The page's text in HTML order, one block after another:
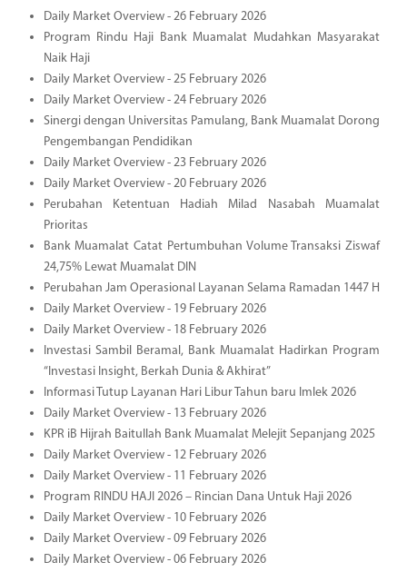
Daily Market Overview - 26 February 2026
Program Rindu Haji Bank Muamalat Mudahkan Masyarakat
Naik Haji
Daily Market Overview - 25 February 2026
Daily Market Overview - 24 February 2026
Sinergi dengan Universitas Pamulang, Bank Muamalat Dorong
Pengembangan Pendidikan
Daily Market Overview - 23 February 2026
Daily Market Overview - 20 February 2026
Perubahan Ketentuan Hadiah Milad Nasabah Muamalat
Prioritas
Bank Muamalat Catat Pertumbuhan Volume Transaksi Ziswaf
24,75% Lewat Muamalat DIN
Perubahan Jam Operasional Layanan Selama Ramadan 1447 H
Daily Market Overview - 19 February 2026
Daily Market Overview - 18 February 2026
Investasi Sambil Beramal, Bank Muamalat Hadirkan Program
“Investasi Insight, Berkah Dunia & Akhirat”
Informasi Tutup Layanan Hari Libur Tahun baru Imlek 2026
Daily Market Overview - 13 February 2026
KPR iB Hijrah Baitullah Bank Muamalat Melejit Sepanjang 2025
Daily Market Overview - 12 February 2026
Daily Market Overview - 11 February 2026
Program RINDU HAJI 2026 – Rincian Dana Untuk Haji 2026
Daily Market Overview - 10 February 2026
Daily Market Overview - 09 February 2026
Daily Market Overview - 06 February 2026